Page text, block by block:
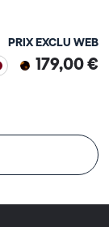
PRIX EXCLU WEB
179,00 €